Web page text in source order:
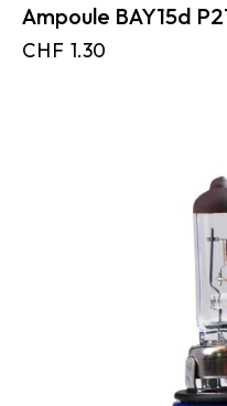
Ampoule BAY15d
CHF 1.30